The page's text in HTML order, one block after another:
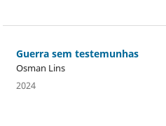
Guerra sem testemunhas
Osman Lins
2024